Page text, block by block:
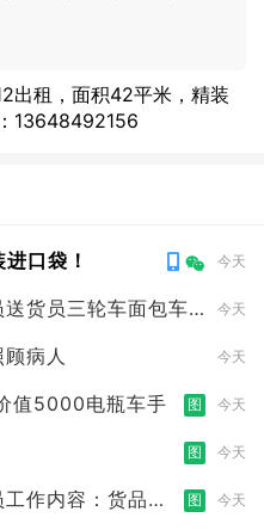
出租，面积42平米，精装
13648492156
口袋！ 今天
货员三轮车面包车
今天
病人 今天
值5000电瓶车手 图 今天
图 今天
作内容：货品分
图 今天